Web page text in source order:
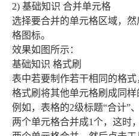
2) 基础知识 合并单元格
选择要合并的单元格区域，
格图标。
效果如图所示：
基础知识 格式刷
表中若要制作若干相同的格
格式刷将其他单元格刷成同样
例如，表格的2级标题“合计”
两个单元格合并成1个，这时